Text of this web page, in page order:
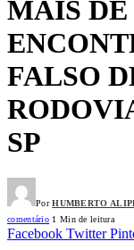
MAIS DE
FALSO
SP
Por HUMBERTO
comentário 1 Min de leitura
Facebook Twitter